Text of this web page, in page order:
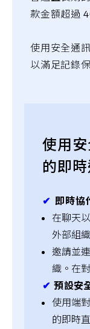
款金額超過
使用安全通
以滿足記錄
使用
的即
✔︎ 即時協
在聊天
外部組
邀請並
織。在
✔︎ 預設安
使用端
的即時